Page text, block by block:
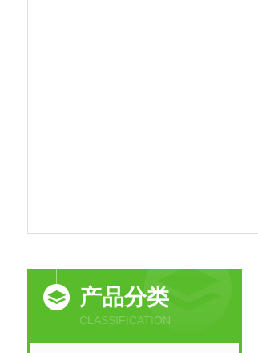
产品分类
CLASSIFICATION